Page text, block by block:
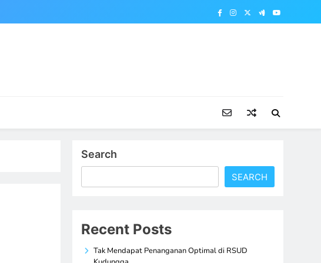
Search
SEARCH
Recent Posts
Tak Mendapat Penanganan Optimal di RSUD